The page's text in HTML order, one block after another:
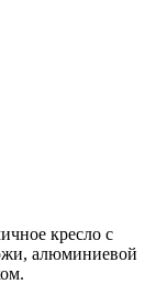
кресло с
алюминиевой